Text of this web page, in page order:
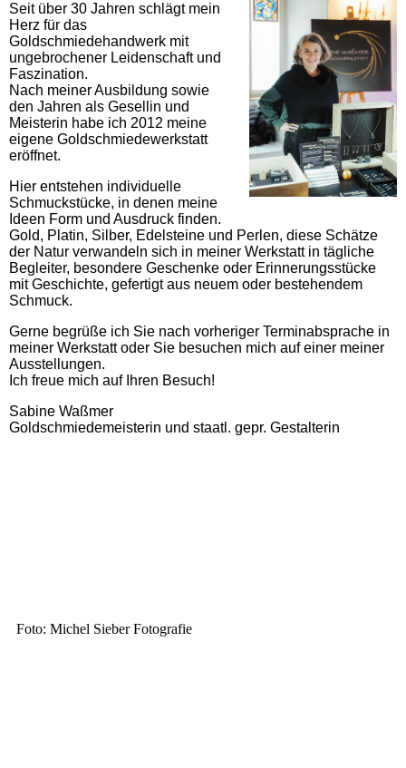
Seit über 30 Jahren schlägt mein
Herz für das
Goldschmiedehandwerk mit
ungebrochener Leidenschaft und
Faszination.
Nach meiner Ausbildung sowie
den Jahren als Gesellin und
Meisterin habe ich 2012 meine
eigene Goldschmiedewerkstatt
eröffnet.
Hier entstehen individuelle
Schmuckstücke, in denen meine
Ideen Form und Ausdruck finden.
Gold, Platin, Silber, Edelsteine und Perlen, diese Schätze
der Natur verwandeln sich in meiner Werkstatt in tägliche
Begleiter, besondere Geschenke oder Erinnerungsstücke
mit Geschichte, gefertigt aus neuem oder bestehendem
Schmuck.
Gerne begrüße ich Sie nach vorheriger Terminabsprache in
meiner Werkstatt oder Sie besuchen mich auf einer meiner
Ausstellungen.
Ich freue mich auf Ihren Besuch!
Sabine Waßmer
Goldschmiedemeisterin und staatl. gepr. Gestalterin
Foto: Michel Sieber Fotografie